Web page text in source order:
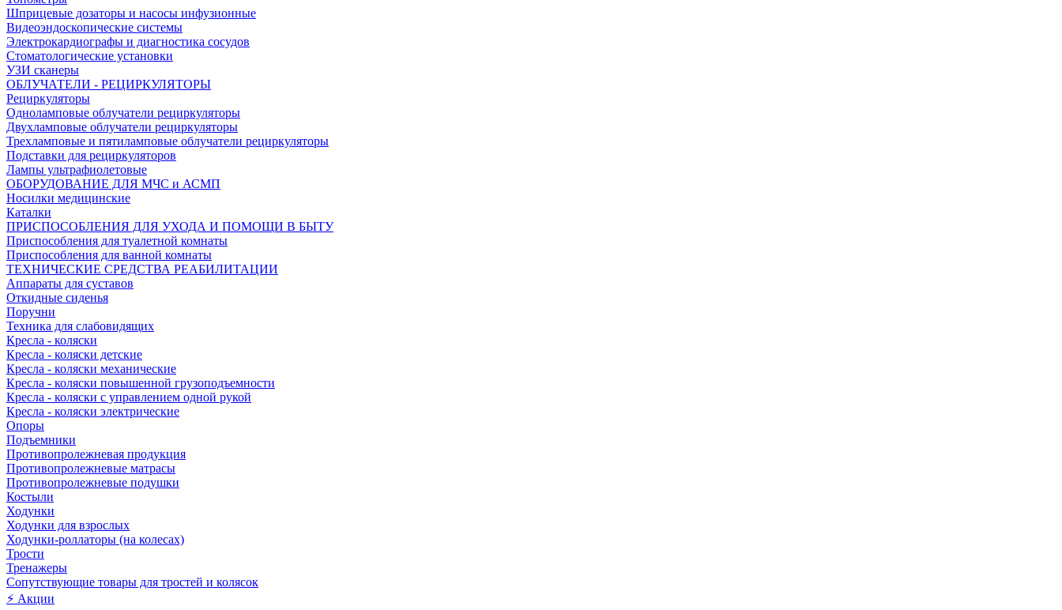
Шприцевые дозаторы и насосы инфузионные
Видеоэндоскопические системы
Электрокардиографы и диагностика сосудов
Стоматологические установки
УЗИ сканеры
ОБЛУЧАТЕЛИ - РЕЦИРКУЛЯТОРЫ
Рециркуляторы
Одноламповые облучатели рециркуляторы
Двухламповые облучатели рециркуляторы
Трехламповые и пятиламповые облучатели рециркуляторы
Подставки для рециркуляторов
Лампы ультрафиолетовые
ОБОРУДОВАНИЕ ДЛЯ МЧС и АСМП
Носилки медицинские
Каталки
ПРИСПОСОБЛЕНИЯ ДЛЯ УХОДА И ПОМОЩИ В БЫТУ
Приспособления для туалетной комнаты
Приспособления для ванной комнаты
ТЕХНИЧЕСКИЕ СРЕДСТВА РЕАБИЛИТАЦИИ
Аппараты для суставов
Откидные сиденья
Поручни
Техника для слабовидящих
Кресла - коляски
Кресла - коляски детские
Кресла - коляски механические
Кресла - коляски повышенной грузоподъемности
Кресла - коляски с управлением одной рукой
Кресла - коляски электрические
Опоры
Подъемники
Противопролежневая продукция
Противопролежневые матрасы
Противопролежневые подушки
Костыли
Ходунки
Ходунки для взрослых
Ходунки-роллаторы (на колесах)
Трости
Тренажеры
Сопутствующие товары для тростей и колясок
⚡ Акции